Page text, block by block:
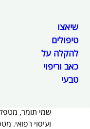
לדלג
לתוכן
שיאצו
טיפולים
להקלה על
כאב וריפוי
טבעימי אני
שמי תומר,